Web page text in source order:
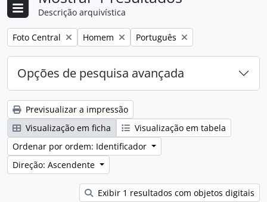
Descrição arquivística
Remover filtro:
Foto Central Remover filtro:
Homem Remover filtro:
Português
Opções de pesquisa avançada
Previsualizar a impressão
Visualização em ficha
Visualização em tabela
Ordenar por ordem: Identificador
Direção: Ascendente
Exibir 1 resultados com objetos digitais